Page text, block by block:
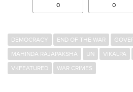
0 0
DEMOCRACY END OF THE WAR
MAHINDA RAJAPAKSHA
UN VIKALPA
VKFEATURED
WAR CRIMES